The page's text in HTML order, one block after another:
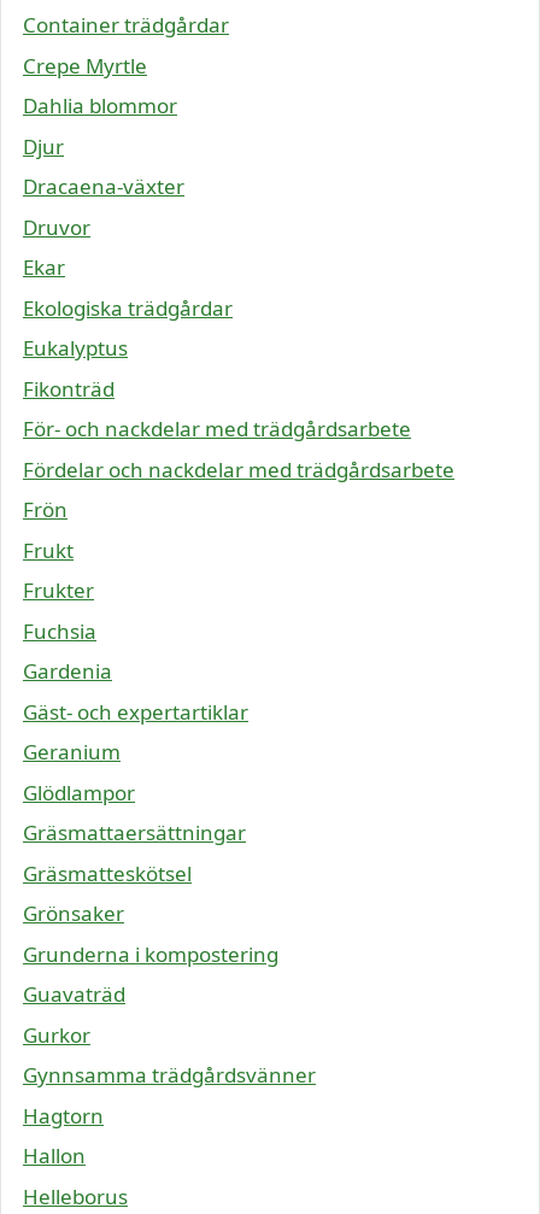
Container trädgårdar
Crepe Myrtle
Dahlia blommor
Djur
Dracaena-växter
Druvor
Ekar
Ekologiska trädgårdar
Eukalyptus
Fikonträd
För- och nackdelar med trädgårdsarbete
Fördelar och nackdelar med trädgårdsarbete
Frön
Frukt
Frukter
Fuchsia
Gardenia
Gäst- och expertartiklar
Geranium
Glödlampor
Gräsmattaersättningar
Gräsmatteskötsel
Grönsaker
Grunderna i kompostering
Guavaträd
Gurkor
Gynnsamma trädgårdsvänner
Hagtorn
Hallon
Helleborus